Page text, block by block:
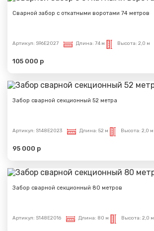
Сварной забор с откатными воротами 74 метров
Артикул: S96E2027 Длина: 74 м Высота: 2,0 м
105 000 р
Забор сварной секционный 52 метра
Артикул: S148E2023 Длина: 52 м Высота: 2,0 м
95 000 р
Забор сварной секционный 80 метров
Артикул: S148E2016 Длина: 80 м Высота: 2,0 м